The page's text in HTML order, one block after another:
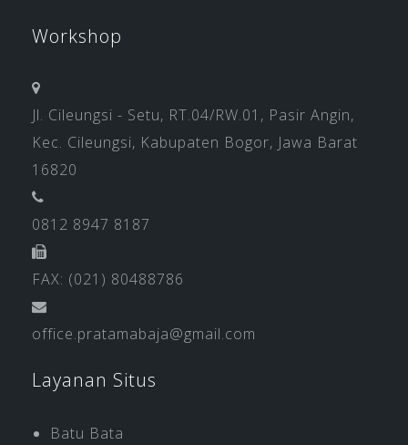
Workshop
Jl. Cileungsi - Setu, RT.04/RW.01, Pasir Angin,
Kec. Cileungsi, Kabupaten Bogor, Jawa Barat
16820
0812 8947 8187
FAX: (021) 80488786
office.pratamabaja@gmail.com
Layanan Situs
Batu Bata